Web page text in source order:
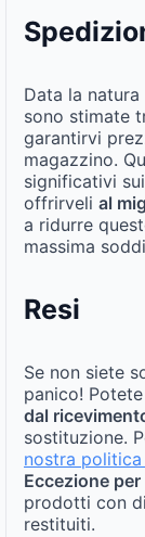
Data la
sono stimate
garantirvi
magazzino.
significativi
offrirveli al
a ridurre
massima
Resi
Se non siete
panico!
dal
sostituzione.
nostra
Eccezione
prodotti con
restituiti.